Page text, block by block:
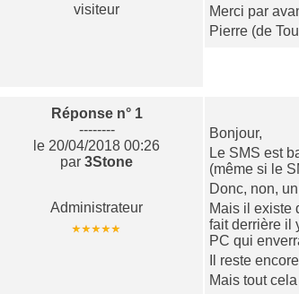
visiteur
Merci par
Pierre (de
Réponse n° 1
--------
le 20/04/2018 00:26
par3Stone
Administrateur
Bonjour,
Le SMS est
(même si le
Donc, non,
Mais il existe
fait derrière il
PC qui
Il reste
Mais tout